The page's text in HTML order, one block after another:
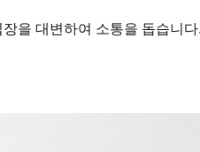
을 대변하여 소통을 돕습니다.